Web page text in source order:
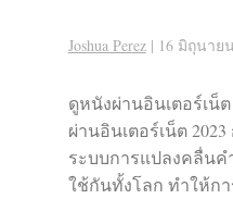
Joshua Perez | 16 มิถุนาย
ดูหนังผ่านอินเตอร์เน็
ผ่านอินเตอร์เน็ต 2023
ระบบการแปลงคลื่น
ใช้กันทั้งโลก ทำให้ก